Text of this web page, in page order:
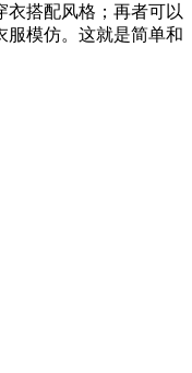
衣搭配风格；再者可以
服模仿。这就是简单和